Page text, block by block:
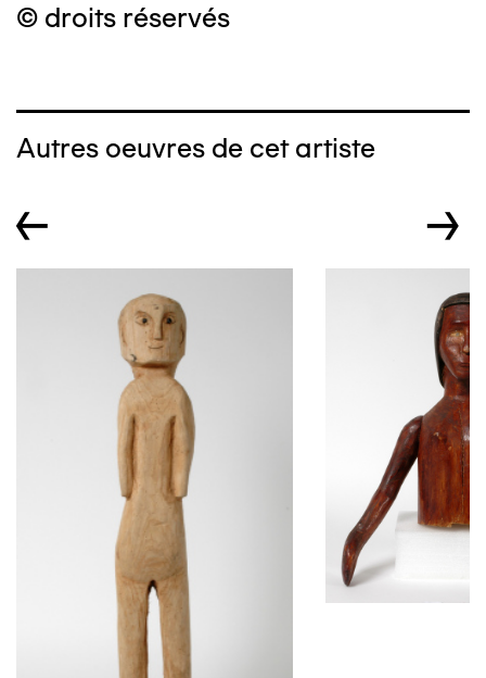
© droits réservés
Autres oeuvres de cet artiste
← →